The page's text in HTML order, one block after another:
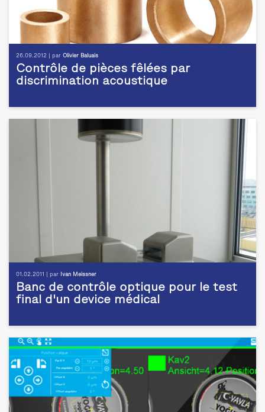
26.09.2012 | par Olivier Baluais
Contrôle de pièces fêlées par
discrimination acoustique
01.02.2011 | par Ivan Meissner
Banc de contrôle optique pour le test
final d'un device médical